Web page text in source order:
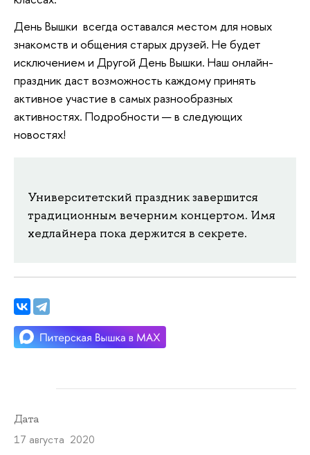
День Вышки всегда оставался местом для новых
знакомств и общения старых друзей. Не будет
исключением и Другой День Вышки. Наш онлайн-
праздник даст возможность каждому принять
активное участие в самых разнообразных
активностях. Подробности — в следующих
новостях!
Университетский праздник завершится
традиционным вечерним концертом. Имя
хедлайнера пока держится в секрете.
Дата
17 августа 2020